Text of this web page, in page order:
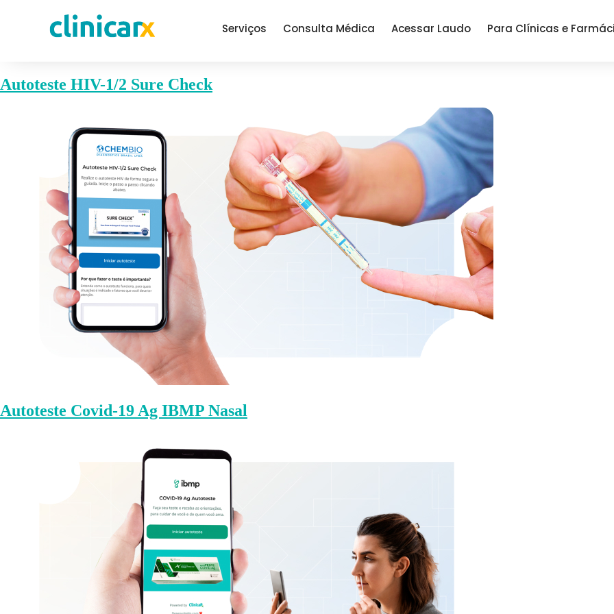
Serviços Consulta Médica Acessar Laudo Para Clínicas e
Autoteste HIV-1/2 Sure Check
Autoteste Covid-19 Ag IBMP Nasal